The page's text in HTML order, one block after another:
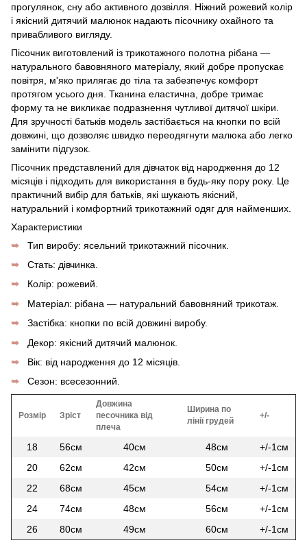
прогулянок, сну або активного дозвілля. Ніжний рожевий колір
і якісний дитячий малюнок надають пісочнику охайного та
привабливого вигляду.
Пісочник виготовлений із трикотажного полотна рібана —
натурального бавовняного матеріалу, який добре пропускає
повітря, м'яко прилягає до тіла та забезпечує комфорт
протягом усього дня. Тканина еластична, добре тримає
форму та не викликає подразнення чутливої дитячої шкіри.
Для зручності батьків модель застібається на кнопки по всій
довжині, що дозволяє швидко переодягнути малюка або легко
замінити підгузок.
Пісочник представлений для дівчаток від народження до 12
місяців і підходить для використання в будь-яку пору року. Це
практичний вибір для батьків, які шукають якісний,
натуральний і комфортний трикотажний одяг для найменших.
Характеристики
Тип виробу: ясельний трикотажний пісочник.
Стать: дівчинка.
Колір: рожевий.
Матеріал: рібана — натуральний бавовняний трикотаж.
Застібка: кнопки по всій довжині виробу.
Декор: якісний дитячий малюнок.
Вік: від народження до 12 місяців.
Сезон: всесезонний.
Розмір Зріст
Довжина
песочника від
плеча
Ширина по
лінії грудей
+/-
18 56см 40см 48см
+/-1см
20
62см 42см 50см
+/-1см
22
68см 45см 54см
+/-1см
24
74см 48см 56см
+/-1см
26
80см 49см 60см +/-1см